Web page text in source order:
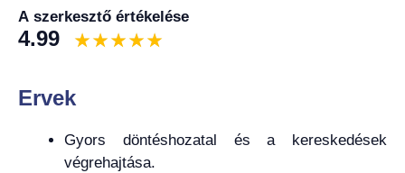
A szerkesztő értékelése
4.99
Ervek
Gyors döntéshozatal és a kereskedések
végrehajtása.